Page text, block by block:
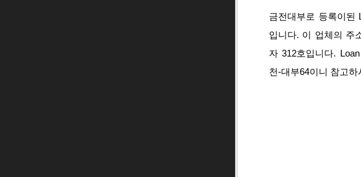
금전대부로 등록이된
입니다. 이 업체의 주
자 312호입니다.
천-대부64이니 참고하